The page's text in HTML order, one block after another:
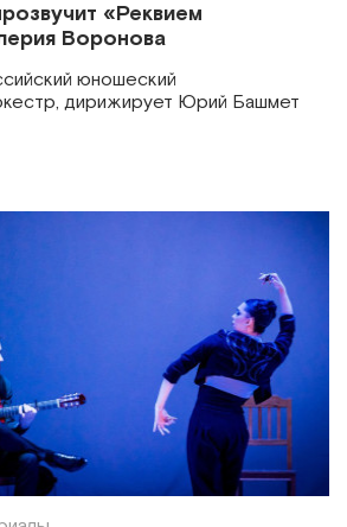
«Реквием
Воронова
юношеский
дирижирует Юрий Башмет